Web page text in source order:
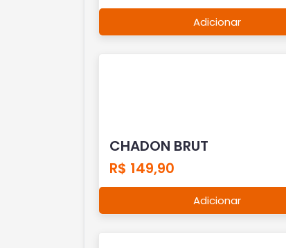
Adicionar
CHADON BRUT
R$ 149,90
Adicionar